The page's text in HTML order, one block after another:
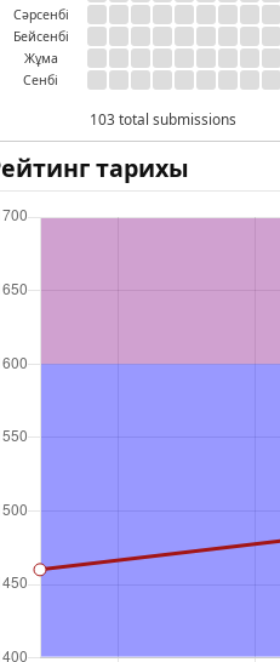
Сәрсенбі
Бейсенбі
Жұма
Сенбі
103 total submissions
тарихы